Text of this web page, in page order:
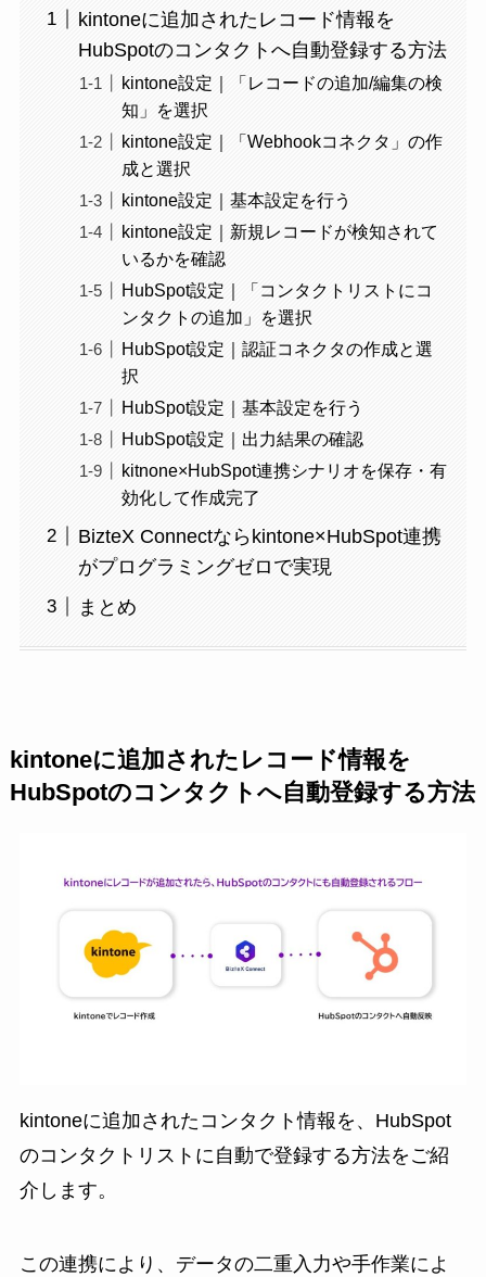
kintoneに追加されたレコード情報を
HubSpotのコンタクトへ自動登録する方法
kintone設定｜「レコードの追加/編集の検
知」を選択
kintone設定｜「Webhookコネクタ」の作
成と選択
kintone設定｜基本設定を行う
kintone設定｜新規レコードが検知されて
いるかを確認
HubSpot設定｜「コンタクトリストにコ
ンタクトの追加」を選択
HubSpot設定｜認証コネクタの作成と選
択
HubSpot設定｜基本設定を行う
HubSpot設定｜出力結果の確認
kitnone×HubSpot連携シナリオを保存・有
効化して作成完了
BizteX Connectならkintone×HubSpot連携
がプログラミングゼロで実現
まとめ
kintoneに追加されたレコード情報を
HubSpotのコンタクトへ自動登録する方法
kintoneに追加されたコンタクト情報を、HubSpot
のコンタクトリストに自動で登録する方法をご紹
介します。
この連携により、データの二重入力や手作業によ